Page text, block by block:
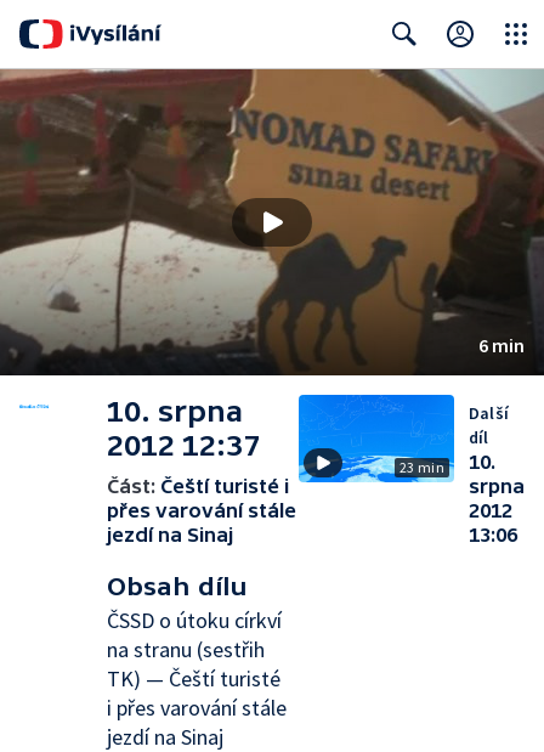
Search
6 min
10. srpna
2012 12:37
Část: Čeští turisté i
přes varování stále
jezdí na Sinaj
Obsah dílu
ČSSD o útoku církví
na stranu (sestřih
TK) — Čeští turisté
i přes varování stále
jezdí na Sinaj
23 min
Další
díl
10.
srpna
2012
13:06